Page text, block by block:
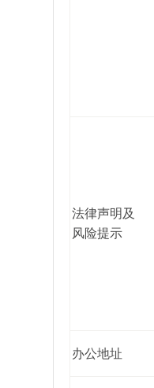
法律声明及
风险提示
办公地址